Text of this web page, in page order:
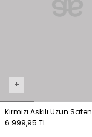
+
Kırmızı Askılı Uzun Saten
Elbise
6.999,95 TL